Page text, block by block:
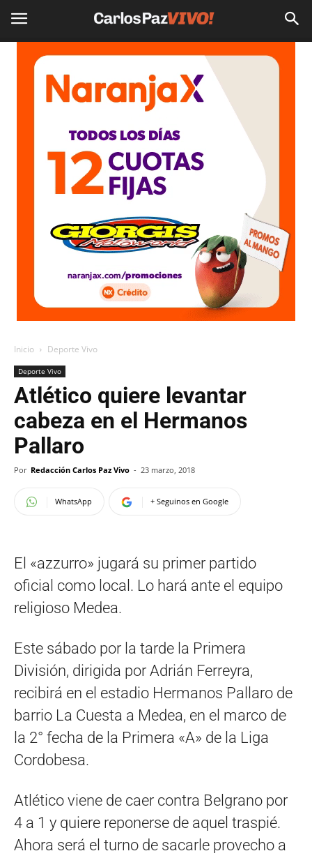
Inicio Deporte Vivo
Deporte Vivo
Atlético quiere levantar
cabeza en el Hermanos
Pallaro
Por Redacción Carlos Paz Vivo - 23 marzo, 2018
WhatsApp + Seguinos en Google
El «azzurro» jugará su primer partido
oficial como local. Lo hará ante el equipo
religioso Medea.
Este sábado por la tarde la Primera
División, dirigida por Adrián Ferreyra,
recibirá en el estadio Hermanos Pallaro de
barrio La Cuesta a Medea, en el marco de
la 2° fecha de la Primera «A» de la Liga
Cordobesa.
Atlético viene de caer contra Belgrano por
4 a 1 y quiere reponerse de aquel traspié.
Ahora será el turno de sacarle provecho a